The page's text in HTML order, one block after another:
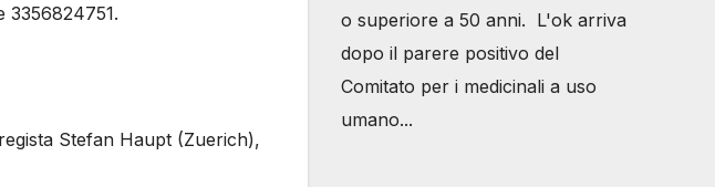
Stefan Haupt (Zuerich),
o superiore a 50 anni. L'ok arriva
dopo il parere positivo del
Comitato per i medicinali a uso
umano...